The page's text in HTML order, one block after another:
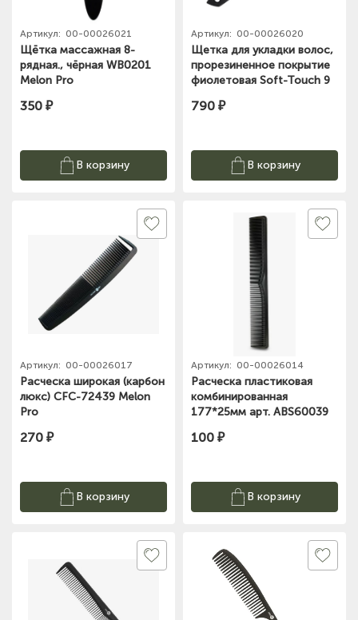
Артикул: 00-00026021
Щётка массажная 8-
рядная., чёрная WB0201
Melon Pro
350 ₽
В корзину
Артикул: 00-00026020
Щетка для укладки волос,
прорезиненное покрытие
фиолетовая Soft-Touch 9
Pro
790 ₽
В корзину
Артикул: 00-00026017
Расческа широкая (карбон
люкс) CFC-72439 Melon
Pro
270 ₽
В корзину
Артикул: 00-00026014
Расческа пластиковая
комбинированная
177*25мм арт. ABS60039
100 ₽
В корзину